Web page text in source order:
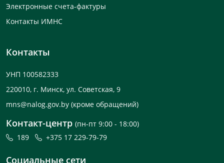
Электронные счета-фактуры
Контакты ИМНС
Контакты
УНП 100582333
220010, г. Минск, ул. Советская, 9
mns@nalog.gov.by (кроме обращений)
Контакт-центр (пн-пт 9:00 - 18:00)
189
+375 17 229-79-79
Социальные сети